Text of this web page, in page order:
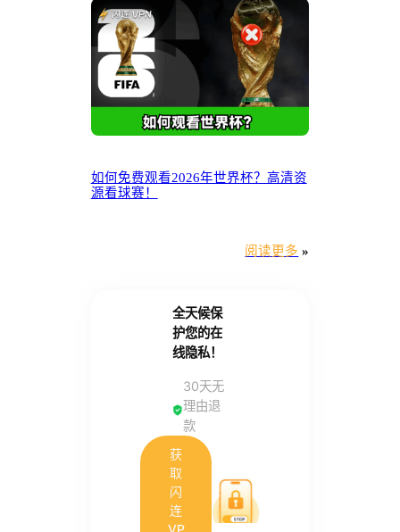
如何免费观看2026年世界杯？高清资
源看球赛！
阅读更多 »
全天候保
护您的在
线隐私！
30天无
理由退
款
获
取
闪
连
VP